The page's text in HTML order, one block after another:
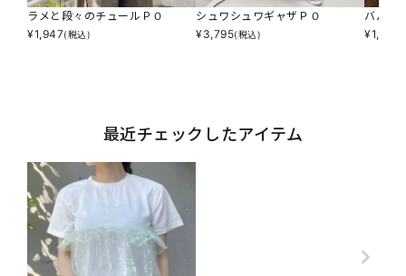
ラメと段々のチュールＰＯ
¥1,947(税込)
シュワシュワギャザＰＯ
¥3,795(税込)
バルー
¥1,947
最近チェックしたアイテム